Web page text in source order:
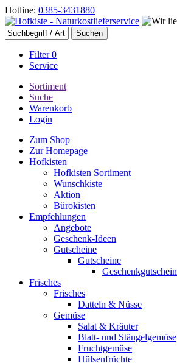
Hotline: 0385-3431880
Filter0
Service
Sortiment
Suche
Warenkorb
Login
Zum Shop
Zur Homepage
Hofkisten
Hofkisten Sortiment
Wunschkiste
Aktion
Bürokisten
Empfehlungen
Angebote
Geschenk-Ideen
Gutscheine
Gutscheine
Geschenkgutschein
Frisches
Frisches
Datteln & Nüsse
Gemüse
Salat & Kräuter
Blatt- und Stängelgemüse
Fruchtgemüse
Hülsenfrüchte